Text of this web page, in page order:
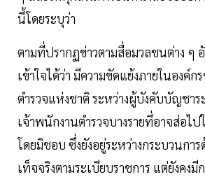
นี้โดยระบุว่า
ตามที่ปรากฏข่าวตามสื่อมวลชนต่าง ๆ
เข้าใจได้ว่า มีความขัดแย้งภายในองค์ก
ตํารวจแห่งชาติ ระหว่างผู้บังคับบัญชา
เจ้าพนักงานตํารวจบางรายที่อาจส่อไ
โดยมิชอบ ซึ่งยังอยู่ระหว่างกระบวนกา
เท็จจริงตามระเบียบราชการ แต่ยังคง